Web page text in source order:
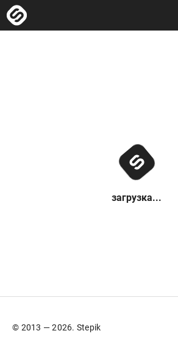
загрузка...
© 2013 — 2026. Stepik